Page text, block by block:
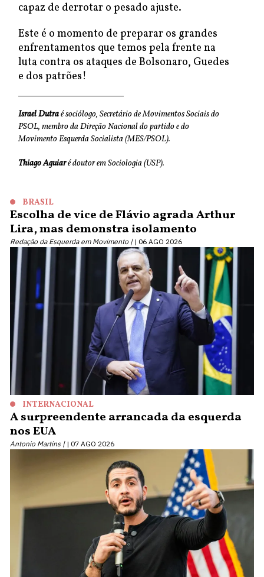
capaz de derrotar o pesado ajuste.
Este é o momento de preparar os grandes
enfrentamentos que temos pela frente na
luta contra os ataques de Bolsonaro, Guedes
e dos patrões!
Israel Dutraé sociólogo, Secretário de Movimentos Sociais do
PSOL, membro da Direção Nacional do partido e do
Movimento Esquerda Socialista (MES/PSOL).
Thiago Aguiaré doutor em Sociologia (USP).
BRASIL
Escolha de vice de Flávio agrada Arthur
Lira, mas demonstra isolamento
Redação da Esquerda em Movimento | 06 AGO 2026
INTERNACIONAL
A surpreendente arrancada da esquerda
nos EUA
Antonio Martins | 07 AGO 2026